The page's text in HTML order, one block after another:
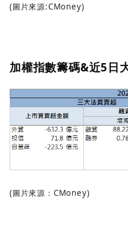
(圖片來源:CMoney)
加權指數籌碼&近5日
(圖片來源：CMoney)